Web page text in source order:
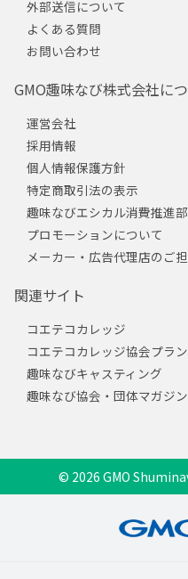
外部送信について
よくある質問
お問い合わせ
GMO趣味なび株式会社に
運営会社
採用情報
個人情報保護方針
特定商取引法の表示
趣味なびエシカル消費推進部
プロモーションについて
メーカー・広告代理店のご
関連サイト
コエテコカレッジ
コエテコカレッジ協会プラン
趣味なびキャスティング
趣味なび協会・団体マガジン
© 2026 GMO